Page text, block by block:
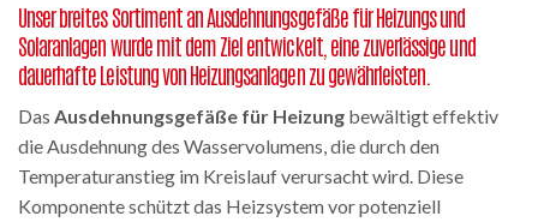
Unser breites Sortiment an Ausdehnungsgefäße für Heizungs und
Solaranlagen wurde mit dem Ziel entwickelt, eine zuverlässige und
dauerhafte Leistung von Heizungsanlagen zu gewährleisten.
Das Ausdehnungsgefäße für Heizung bewältigt effektiv
die Ausdehnung des Wasservolumens, die durch den
Temperaturanstieg im Kreislauf verursacht wird. Diese
Komponente schützt das Heizsystem vor potenziell